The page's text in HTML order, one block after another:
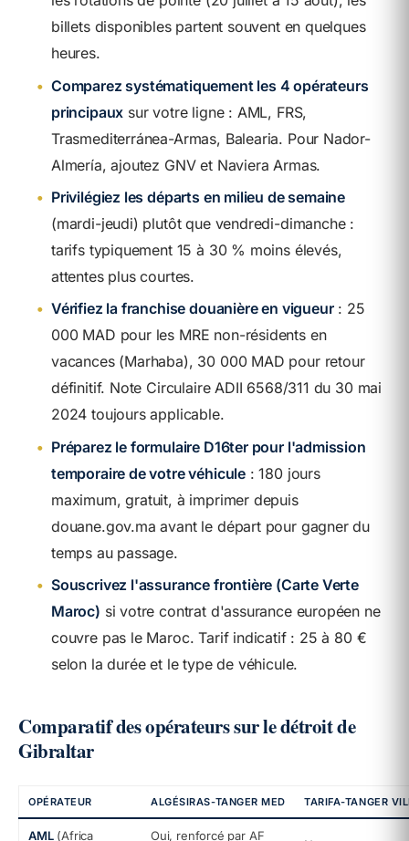
billets disponibles partent souvent en quelques
heures.
• Comparez systématiquement les 4 opérateurs
principaux sur votre ligne : AML, FRS,
Trasmediterránea-Armas, Balearia. Pour Nador-
Almería, ajoutez GNV et Naviera Armas.
• Privilégiez les départs en milieu de semaine
(mardi-jeudi) plutôt que vendredi-dimanche :
tarifs typiquement 15 à 30 % moins élevés,
attentes plus courtes.
• Vérifiez la franchise douanière en vigueur: 25
000 MAD pour les MRE non-résidents en
vacances (Marhaba), 30 000 MAD pour retour
définitif. Note Circulaire ADII 6568/311 du 30 mai
2024 toujours applicable.
• Préparez le formulaire D16ter pour l'admission
temporaire de votre véhicule: 180 jours
maximum, gratuit, à imprimer depuis
douane.gov.ma avant le départ pour gagner du
temps au passage.
• Souscrivez l'assurance frontière (Carte Verte
Maroc) si votre contrat d'assurance européen ne
couvre pas le Maroc. Tarif indicatif : 25 à 80 €
selon la durée et le type de véhicule.
Comparatif des opérateurs sur le détroit de
Gibraltar
OPÉRATEUR ALGÉSIRAS-TANGER MED TARIFA-TANGER
AML(Africa
Oui, renforcé par AF